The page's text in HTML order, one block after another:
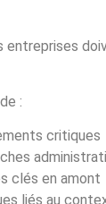
entreprises
:
critiques
clés en amont
liés au